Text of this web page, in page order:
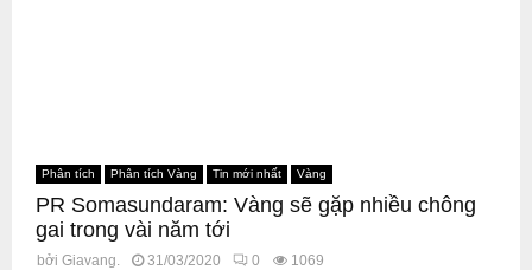
Phân tích Phân tích Vàng Tin mới nhất Vàng
PR Somasundaram: Vàng sẽ gặp nhiều chông
gai trong vài năm tới
bởi Giavang. 31/03/2020 0 1069